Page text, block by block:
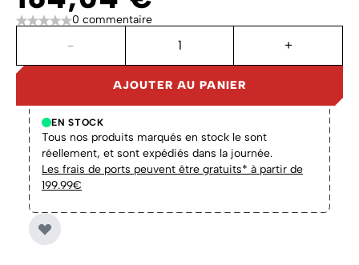
0 commentaire
- +
AJOUTER AU PANIER
EN STOCK
Tous nos produits marqués en stock le sont
réellement, et sont expédiés dans la journée.
Les frais de ports peuvent être gratuits* à partir de
199.99€